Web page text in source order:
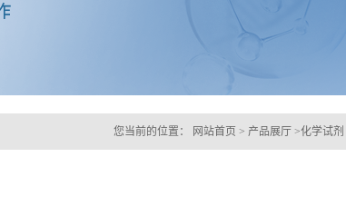
您当前的位置： 网站首页 > 产品展厅 >化学试剂